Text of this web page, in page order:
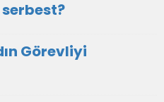
Görevliyi